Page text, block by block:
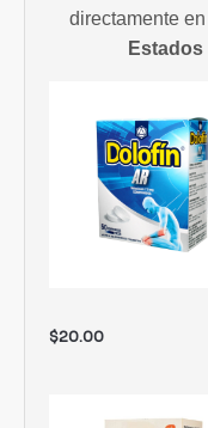
directamente
$20.00